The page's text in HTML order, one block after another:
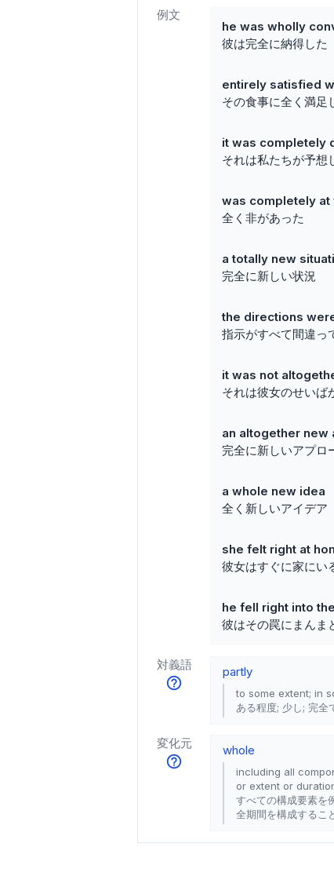
例文
he was wholly
彼は完全に納得した
entirely satisfied
その食事に全く満足
it was completely
それは私たちが予想
was completely at
全く非があった
a totally new
完全に新しい状況
the directions
指示がすべて間違っ
it was not
それは彼女のせいば
an altogether new
完全に新しいアプロ
a whole new idea
全く新しいアイデア
she felt right at
彼女はすぐに家にい
he fell right into
彼はその罠にまんま
対義語 partly
to some extent; in
ある程度; 少し; 完全
変化元 whole
including all
or extent or
すべての構成要素を
全期間を構成するこ